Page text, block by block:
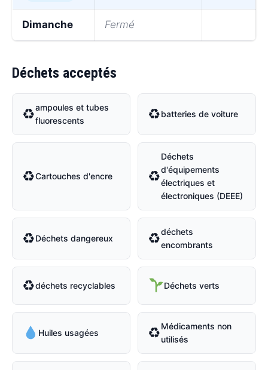
Dimanche Fermé
Déchets acceptés
♻ampoules et tubes
fluorescents
♻batteries de voiture
♻Cartouches d'encre ♻
Déchets
d'équipements
électriques et
électroniques (DEEE)
♻Déchets dangereux ♻déchets
encombrants
♻déchets recyclables Déchets verts
Huiles usagées ♻Médicaments non
utilisés